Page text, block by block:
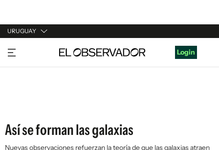
URUGUAY
URUGUAY
ARGENTINA
Login
Así se forman las galaxias
Nuevas observaciones refuerzan la teoría de que las galaxias atraen